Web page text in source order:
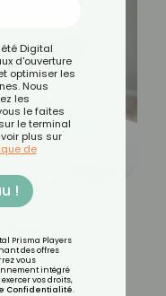
?
Digital
d'ouverture
optimiser les
Nous
les
le faites
le terminal
plus sur
de
!
Prisma Players
des offres
vous
intégré
vos droits,
Confidentialité.